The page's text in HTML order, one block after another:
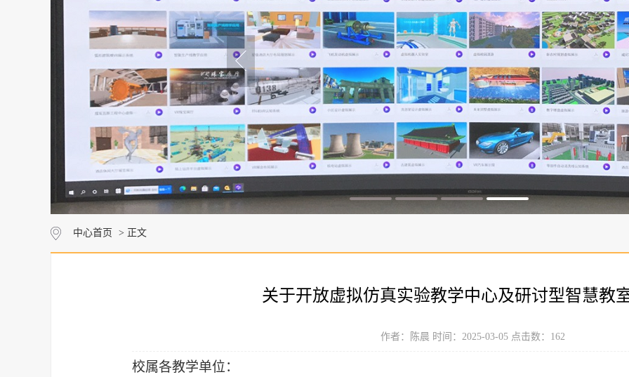
中心首页 > 正文
关于开放虚拟仿真实验教学中心及研讨型智慧教
作者：陈晨 时间：2025-03-05 点击数： 162
校属各教学单位：